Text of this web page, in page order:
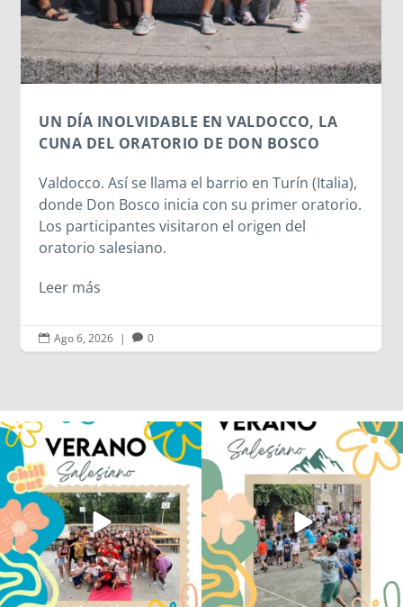
UN DÍA INOLVIDABLE EN VALDOCCO, LA
CUNA DEL ORATORIO DE DON BOSCO
Valdocco. Así se llama el barrio en Turín (Italia),
donde Don Bosco inicia con su primer oratorio.
Los participantes visitaron el origen del
oratorio salesiano.
Leer más
 Ago 6, 2026 |  0
Los alumnos de 6º de Primaria, 1º y 2º
de la ESO...
145 2
La diversión y la alegría también se han
sentido...
95 0